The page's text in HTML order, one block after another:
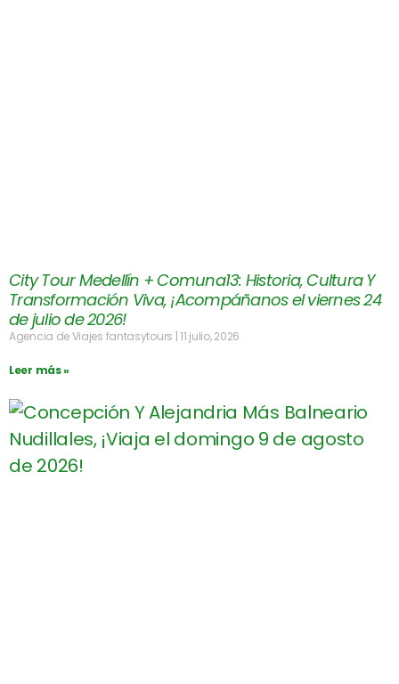
City Tour Medellín + Comuna13: Historia, Cultura Y
Transformación Viva, ¡Acompáñanos el viernes 24
de julio de 2026!
Agencia de Viajes fantasytours 11 julio, 2026
Leer más »